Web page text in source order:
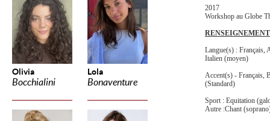
Olivia
Bocchialini
Lola
Bonaventure
2017
Workshop au Globe
Langue(s) : Français,
Italien (moyen)
Accent(s) - Français,
(Standard)
Sport : Equitation
Autre :Chant